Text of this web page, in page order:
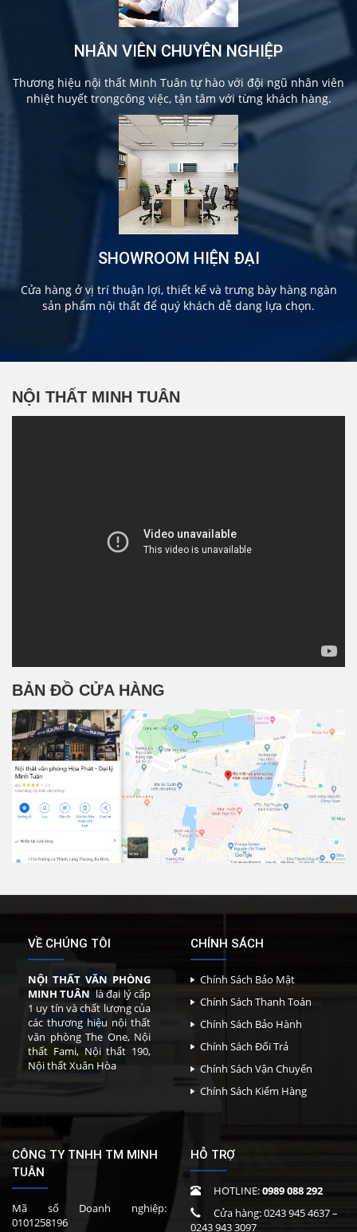
NHÂN VIÊN CHUYÊN NGHIỆP
Thương hiệu nội thất Minh Tuân tự hào với đội ngũ nhân viên
nhiệt huyết trongcông việc, tận tâm với từng khách hàng.
SHOWROOM HIỆN ĐẠI
Cửa hàng ở vị trí thuận lợi, thiết kế và trưng bày hàng ngàn
sản phẩm nội thất để quý khách dễ dang lựa chọn.
NỘI THẤT MINH TUÂN
BẢN ĐỒ CỬA HÀNG
VỀ CHÚNG TÔI
NỘI THẤT VĂN PHÒNG
MINH TUÂN là đại lý cấp
1 uy tín và chất lượng của
các thương hiệu nội thất
văn phòng The One, Nội
thất Fami, Nội thất 190,
Nội thất Xuân Hòa
CHÍNH SÁCH
Chính Sách Bảo Mật
Chính Sách Thanh Toán
Chính Sách Bảo Hành
Chính Sách Đổi Trả
Chính Sách Vận Chuyển
Chính Sách Kiểm Hàng
CÔNG TY TNHH TM MINH
TUÂN
Mã số Doanh nghiệp:
0101258196
HỖ TRỢ
HOTLINE:0989 088 292
Cửa hàng:0243 945 4637–
0243 943 3097